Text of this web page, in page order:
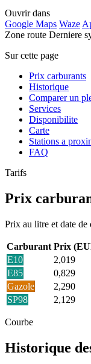
Ouvrir dans
Google Maps Waze
Zone route Derniere
Sur cette page
Prix carburants
Historique
Comparer un
Services
Disponibilite
Carte
Stations a
FAQ
Tarifs
Prix
Prix au litre et date de
Carburant Prix
E10
2,019
E85
0,829
Gazole
2,290
SP98
2,129
Courbe
Historique